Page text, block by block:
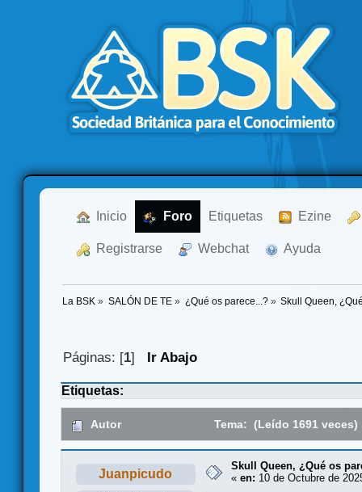
Inicio Foro Etiquetas Ezine
Registrarse Webchat Ayuda
La BSK » SALÓN DE TE » ¿Qué os parece...?» Skull Queen,
Páginas: [1] Ir Abajo
Etiquetas:
Autor Tema: (Leído 1691 veces)
Juanpicudo
Skull Queen, ¿Qué os
« en: 10 de Octubre de